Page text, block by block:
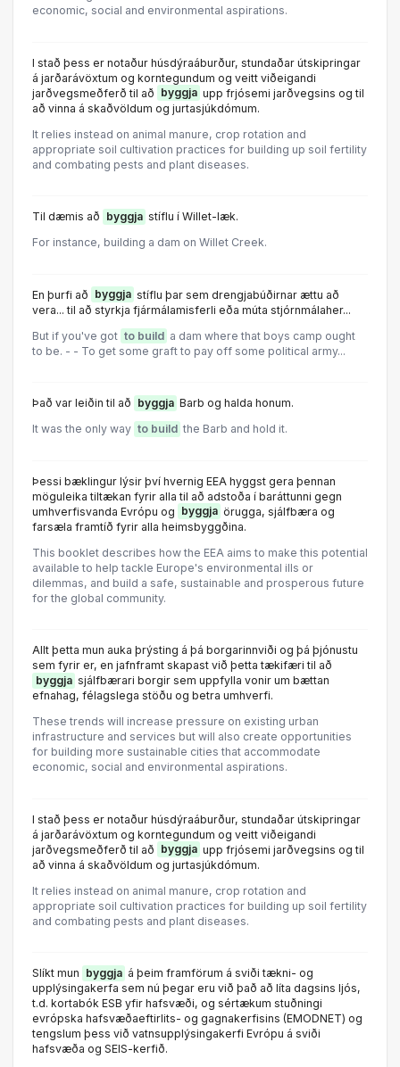
economic, social and environmental aspirations.
I stað þess er notaður húsdýraáburður, stundaðar útskipringar
á jarðarávöxtum og korntegundum og veitt viðeigandi
jarðvegsmeðferð til að byggja upp frjósemi jarðvegsins og til
að vinna á skaðvöldum og jurtasjúkdómum.
It relies instead on animal manure, crop rotation and
appropriate soil cultivation practices for building up soil fertility
and combating pests and plant diseases.
Til dæmis að byggja stíflu í Willet-læk.
For instance, building a dam on Willet Creek.
En þurfi að byggja stíflu þar sem drengjabúðirnar ættu að
vera... til að styrkja fjármálamisferli eða múta stjórnmálaher...
But if you've got to build a dam where that boys camp ought
to be. - - To get some graft to pay off some political army...
Það var leiðin til að byggja Barb og halda honum.
It was the only way to build the Barb and hold it.
Þessi bæklingur lýsir því hvernig EEA hyggst gera þennan
möguleika tiltækan fyrir alla til að adstoða í baráttunni gegn
umhverfisvanda Evrópu og byggja örugga, sjálfbæra og
farsæla framtíð fyrir alla heimsbyggðina.
This booklet describes how the EEA aims to make this potential
available to help tackle Europe's environmental ills or
dilemmas, and build a safe, sustainable and prosperous future
for the global community.
Allt þetta mun auka þrýsting á þá borgarinnviði og þá þjónustu
sem fyrir er, en jafnframt skapast við þetta tækifæri til að
byggja sjálfbærari borgir sem uppfylla vonir um bættan
efnahag, félagslega stöðu og betra umhverfi.
These trends will increase pressure on existing urban
infrastructure and services but will also create opportunities
for building more sustainable cities that accommodate
economic, social and environmental aspirations.
I stað þess er notaður húsdýraáburður, stundaðar útskipringar
á jarðarávöxtum og korntegundum og veitt viðeigandi
jarðvegsmeðferð til að byggja upp frjósemi jarðvegsins og til
að vinna á skaðvöldum og jurtasjúkdómum.
It relies instead on animal manure, crop rotation and
appropriate soil cultivation practices for building up soil fertility
and combating pests and plant diseases.
Slíkt mun byggja á þeim framförum á sviði tækni- og
upplýsingakerfa sem nú þegar eru við það að líta dagsins ljós,
t.d. kortabók ESB yfir hafsvæði, og sértækum stuðningi
evrópska hafsvæðaeftirlits- og gagnakerfisins (EMODNET) og
tengslum þess við vatnsupplýsingakerfi Evrópu á sviði
hafsvæða og SEIS-kerfið.